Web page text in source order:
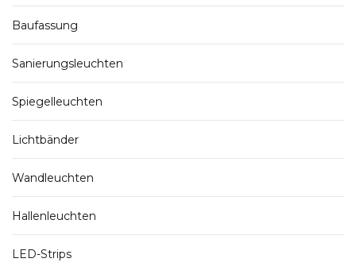
Baufassung
Sanierungsleuchten
Spiegelleuchten
Lichtbänder
Wandleuchten
Hallenleuchten
LED-Strips